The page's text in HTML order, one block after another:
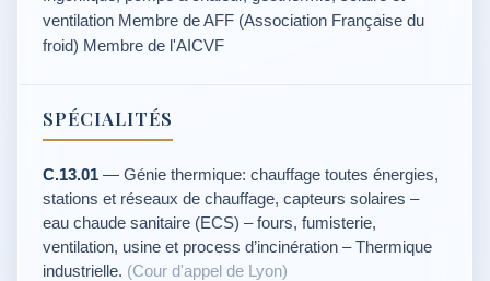
ventilation Membre de AFF (Association Française du
froid) Membre de l'AICVF
SPÉCIALITÉS
C.13.01 — Génie thermique: chauffage toutes énergies,
stations et réseaux de chauffage, capteurs solaires –
eau chaude sanitaire (ECS) – fours, fumisterie,
ventilation, usine et process d’incinération – Thermique
industrielle. (Cour d'appel de Lyon)